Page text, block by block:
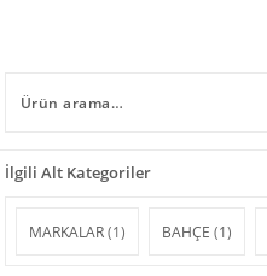
İlgili Alt Kategoriler
MARKALAR(1) BAHÇE (1)